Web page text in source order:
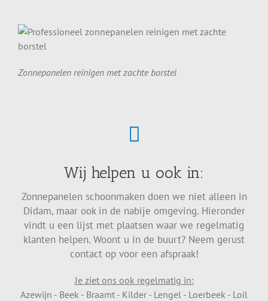
Zonnepanelen reinigen met zachte borstel
Wij helpen u ook in:
Zonnepanelen schoonmaken doen we niet alleen in
Didam, maar ook in de nabije omgeving. Hieronder
vindt u een lijst met plaatsen waar we regelmatig
klanten helpen. Woont u in de buurt? Neem gerust
contact op voor een afspraak!
Je ziet ons ook regelmatig in:
Azewijn - Beek - Braamt - Kilder - Lengel - Loerbeek - Loil